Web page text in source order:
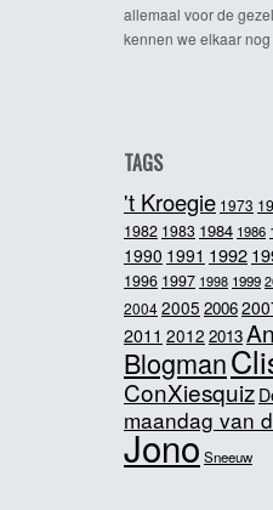
allemaal voor de
kennen we elkaar
TAGS
't Kroegie 1973
1982 1983 1984 1986
1990 1991 1992
1996 1997 1998 1999
20042005 2006
2011 2012 2013
Blogman
ConXiesquiz
maandag van
JonoSneeuw